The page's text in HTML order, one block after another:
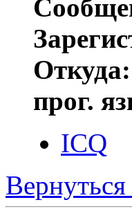
Откуда:
прог.
ICQ